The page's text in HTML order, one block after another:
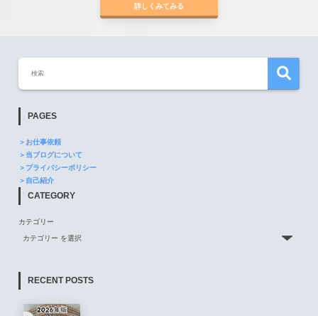
詳しくみてみる
PAGES
＞お仕事依頼
＞当ブログについて
＞プライバシーポリシー
＞自己紹介
CATEGORY
カテゴリー
RECENT POSTS